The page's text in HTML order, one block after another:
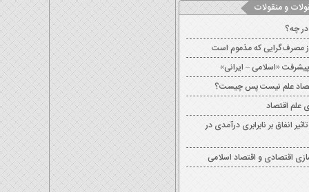
و منقولات
در چه؟
مصرف‌گرایی که مذموم است
«اسلامی – ایرانی»
علم نیست پس چیست؟
علم اقتصاد
انفاق بر نابرابری درآمدی در
اقتصادی و اقتصاد اسلامی